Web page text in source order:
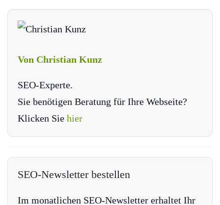
Von Christian Kunz
SEO-Experte.
Sie benötigen Beratung für Ihre Webseite?
Klicken Sie hier
SEO-Newsletter bestellen
Im monatlichen SEO-Newsletter erhaltet Ihr